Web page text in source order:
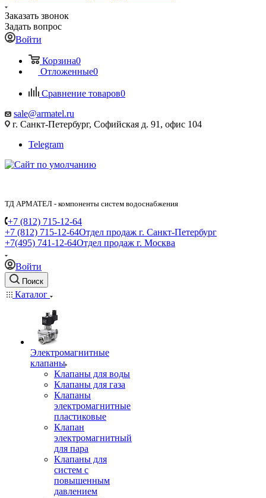
Заказать звонок
Задать вопрос
Войти
Корзина0
Отложенные0
Сравнение товаров0
sale@armatel.ru
г. Санкт-Петербург, Софийская д. 91, офис 104
Telegram
ТД АРМАТЕЛ - компоненты систем водоснабжения
+7 (812) 715-12-64
+7 (812) 715-12-64Отдел продаж г. Санкт-Петербург
+7(495) 741-12-64Отдел продаж г. Москва
Войти
Поиск
Каталог
Электромагнитные
клапаны
Клапаны для воды
Клапаны для газа
Клапаны
электромагнитные
пластиковые
Клапан
электромагнитный
для пара
Клапаны для
систем с
повышенным
давлением